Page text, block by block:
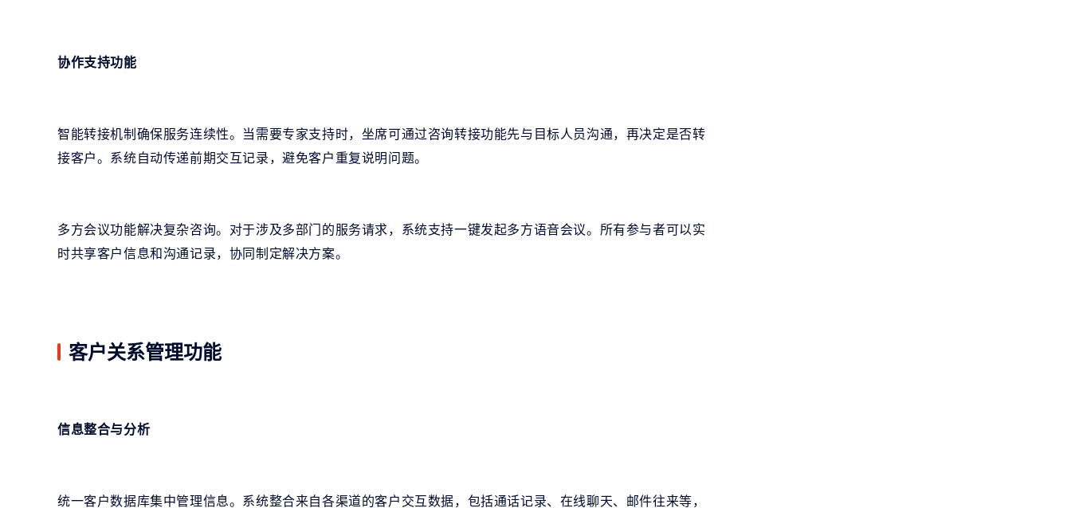
协作支持功能
智能转接机制确保服务连续性。当需要专家支持时，坐席可通过咨询转接功能先与目标人员沟通，再决定是否转
接客户。系统自动传递前期交互记录，避免客户重复说明问题。
多方会议功能解决复杂咨询。对于涉及多部门的服务请求，系统支持一键发起多方语音会议。所有参与者可以实
时共享客户信息和沟通记录，协同制定解决方案。
客户关系管理功能
信息整合与分析
统一客户数据库集中管理信息。系统整合来自各渠道的客户交互数据，包括通话记录、在线聊天、邮件往来等，